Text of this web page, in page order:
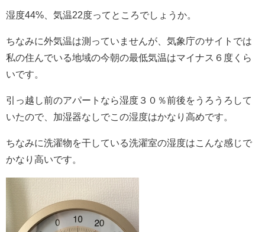
湿度44%、気温22度ってところでしょうか。
ちなみに外気温は測っていませんが、気象庁のサイトでは
私の住んでいる地域の今朝の最低気温はマイナス６度くら
いです。
引っ越し前のアパートなら湿度３０％前後をうろうろして
いたので、加湿器なしでこの湿度はかなり高めです。
ちなみに洗濯物を干している洗濯室の湿度はこんな感じで
かなり高いです。